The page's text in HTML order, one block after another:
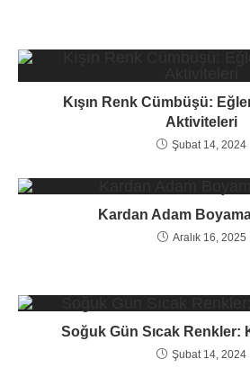
Kışın Renk Cümbüşü:
Aktiviteleri
Şubat 14, 2024
Kardan Adam
Aralık 16, 2025
Soğuk Gün Sıcak Renkler:
Şubat 14, 2024